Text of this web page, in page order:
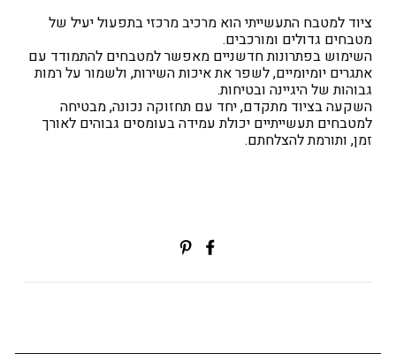
ציוד למטבח התעשייתי הוא מרכיב מרכזי בתפעול יעיל של
מטבחים גדולים ומורכבים.
השימוש בפתרונות חדשניים מאפשר למטבחים להתמודד עם
אתגרים יומיומיים, לשפר את איכות השירות, ולשמור על רמות
גבוהות של היגיינה ובטיחות.
השקעה בציוד מתקדם, יחד עם תחזוקה נכונה, מבטיחה
למטבחים תעשייתיים יכולת עמידה בעומסים גבוהים לאורך
זמן, ותורמת להצלחתם.
שתפי